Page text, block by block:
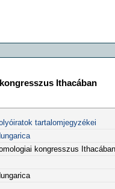
Ithacában
tartalomjegyzékei
kongresszus Ithacában